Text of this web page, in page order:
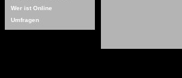
Wer ist Online
Umfragen